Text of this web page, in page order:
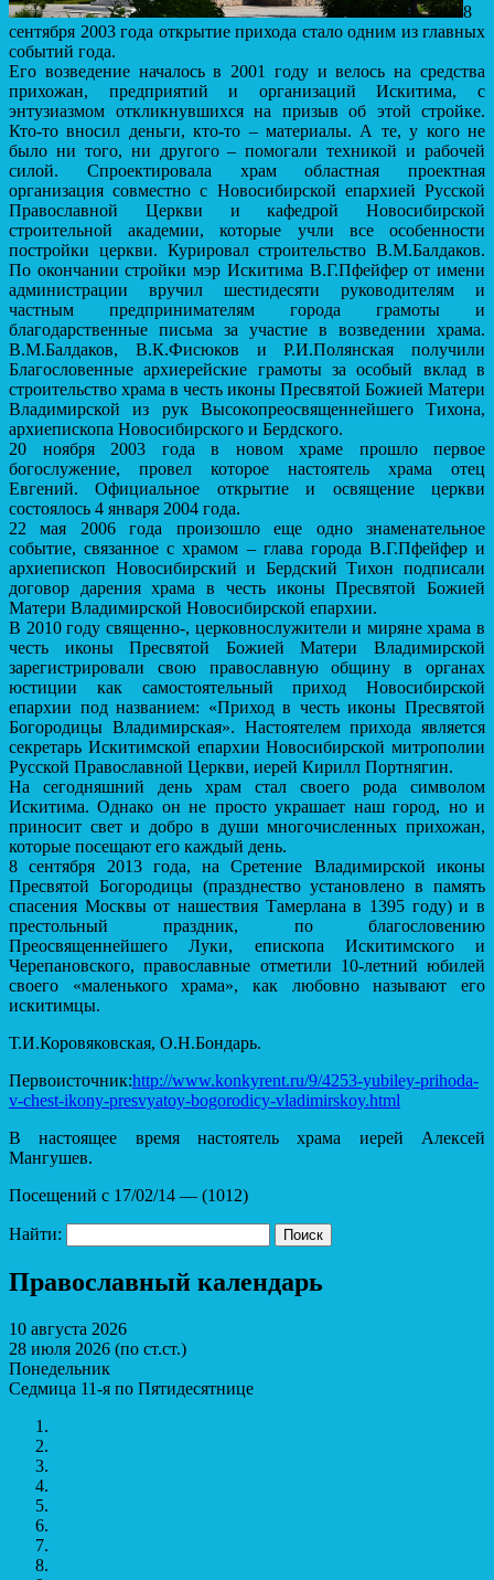
8
сентября 2003 года открытие прихода стало одним из главных
событий года.
Его возведение началось в 2001 году и велось на средства
прихожан, предприятий и организаций Искитима, с
энтузиазмом откликнувшихся на призыв об этой стройке.
Кто-то вносил деньги, кто-то – материалы. А те, у кого не
было ни того, ни другого – помогали техникой и рабочей
силой. Спроектировала храм областная проектная
организация совместно с Новосибирской епархией Русской
Православной Церкви и кафедрой Новосибирской
строительной академии, которые учли все особенности
постройки церкви. Курировал строительство В.М.Балдаков.
По окончании стройки мэр Искитима В.Г.Пфейфер от имени
администрации вручил шестидесяти руководителям и
частным предпринимателям города грамоты и
благодарственные письма за участие в возведении храма.
В.М.Балдаков, В.К.Фисюков и Р.И.Полянская получили
Благословенные архиерейские грамоты за особый вклад в
строительство храма в честь иконы Пресвятой Божией Матери
Владимирской из рук Высокопреосвященнейшего Тихона,
архиепископа Новосибирского и Бердского.
20 ноября 2003 года в новом храме прошло первое
богослужение, провел которое настоятель храма отец
Евгений. Официальное открытие и освящение церкви
состоялось 4 января 2004 года.
22 мая 2006 года произошло еще одно знаменательное
событие, связанное с храмом – глава города В.Г.Пфейфер и
архиепископ Новосибирский и Бердский Тихон подписали
договор дарения храма в честь иконы Пресвятой Божией
Матери Владимирской Новосибирской епархии.
В 2010 году священно-, церковнослужители и миряне храма в
честь иконы Пресвятой Божией Матери Владимирской
зарегистрировали свою православную общину в органах
юстиции как самостоятельный приход Новосибирской
епархии под названием: «Приход в честь иконы Пресвятой
Богородицы Владимирская». Настоятелем прихода является
секретарь Искитимской епархии Новосибирской митрополии
Русской Православной Церкви, иерей Кирилл Портнягин.
На сегодняшний день храм стал своего рода символом
Искитима. Однако он не просто украшает наш город, но и
приносит свет и добро в души многочисленных прихожан,
которые посещают его каждый день.
8 сентября 2013 года, на Сретение Владимирской иконы
Пресвятой Богородицы (празднество установлено в память
спасения Москвы от нашествия Тамерлана в 1395 году) и в
престольный праздник, по благословению
Преосвященнейшего Луки, епископа Искитимского и
Черепановского, православные отметили 10-летний юбилей
своего «маленького храма», как любовно называют его
искитимцы.
Т.И.Коровяковская, О.Н.Бондарь.
Первоисточник:http://www.konkyrent.ru/9/4253-yubiley-prihoda-
v-chest-ikony-presvyatoy-bogorodicy-vladimirskoy.html
В настоящее время настоятель храма иерей Алексей
Мангушев.
Посещений с 17/02/14 — (1012)
Найти:
Православный календарь
10 августа 2026
28 июля 2026 (по ст.ст.)
Понедельник
Седмица 11-я по Пятидесятнице